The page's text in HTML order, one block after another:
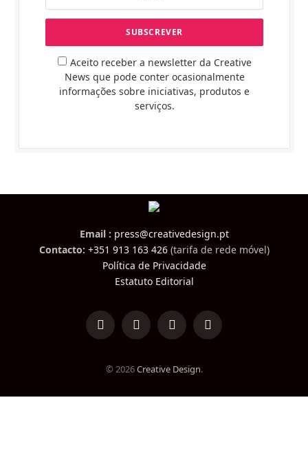
Aceito receber a newsletter da Creative
News que pode conter ocasionalmente
informações sobre iniciativas, produtos e
serviços.
Email : press@creativedesign.pt
Contacto: +351 913 163 426(tarifa de rede móvel)
Política de Privacidade
Estatuto Editorial
LinkedInFacebookInstagramTikTok
© 2026Creative Design.